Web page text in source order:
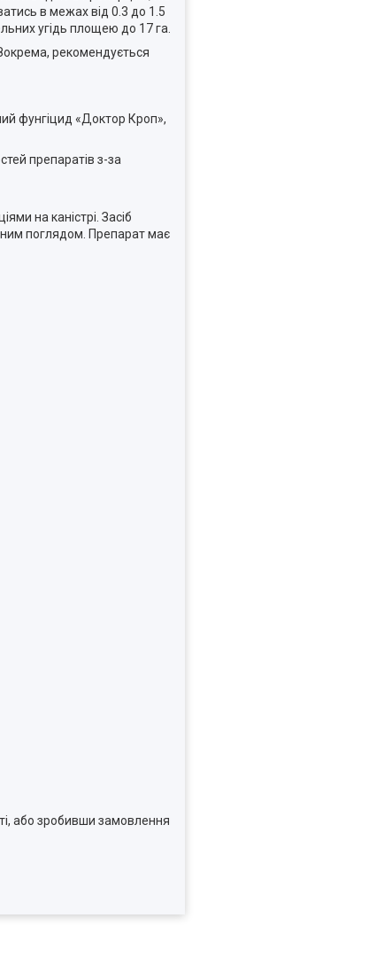
в межах від 0.3 до 1.5
угідь площею до 17 га.
рекомендується
фунгіцид «Доктор Кроп»,
препаратів з-за
на каністрі. Засіб
поглядом. Препарат має
або зробивши замовлення